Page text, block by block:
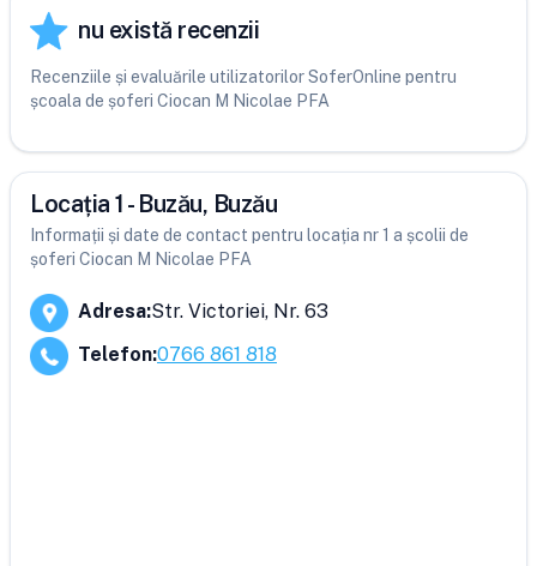
nu există recenzii
Recenziile și evaluările utilizatorilor SoferOnline pentru
școala de șoferi Ciocan M Nicolae PFA
Locația 1 - Buzău, Buzău
Informații și date de contact pentru locația nr 1 a școlii de
șoferi Ciocan M Nicolae PFA
Adresa:Str. Victoriei, Nr. 63
Telefon:0766 861 818